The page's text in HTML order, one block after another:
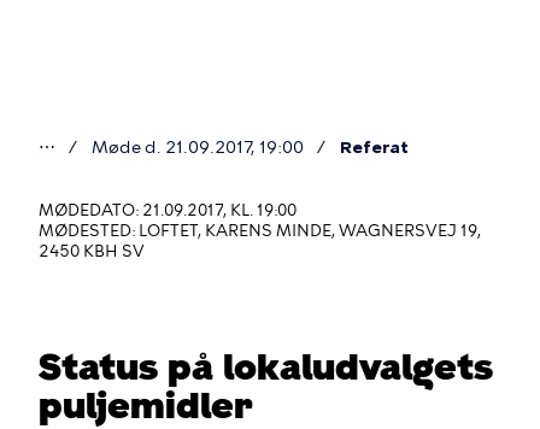
er
her
⋯ Møde d. 21.09.2017, 19:00 Referat
MØDEDATO: 21.09.2017, KL. 19:00
MØDESTED: LOFTET, KARENS MINDE, WAGNERSVEJ 19,
2450 KBH SV
Status på lokaludvalgets
puljemidler